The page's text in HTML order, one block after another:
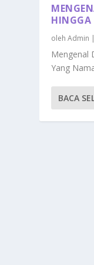
HINGGA
olehAdmin |
Mengenal
Yang
BACA